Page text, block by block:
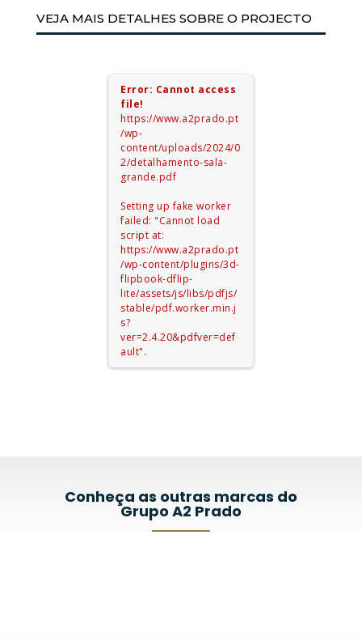
VEJA MAIS DETALHES SOBRE O PROJECTO
Error: Cannot access
file!
https://www.a2prado.pt
/wp-
content/uploads/2024/0
2/detalhamento-sala-
grande.pdf
Setting up fake worker
failed: "Cannot load
script at:
https://www.a2prado.pt
/wp-content/plugins/3d-
flipbook-dflip-
lite/assets/js/libs/pdfjs/
stable/pdf.worker.min.j
s?
ver=2.4.20&pdfver=def
ault".
Conheça as outras marcas do
Grupo A2 Prado